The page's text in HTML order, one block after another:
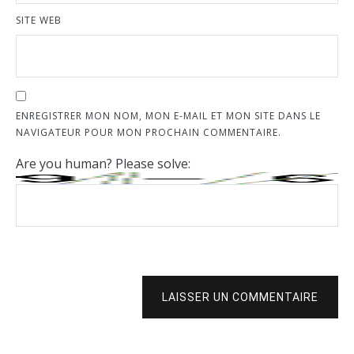
SITE WEB
ENREGISTRER MON NOM, MON E-MAIL ET MON SITE DANS LE
NAVIGATEUR POUR MON PROCHAIN COMMENTAIRE.
Are you human? Please solve:
LAISSER UN COMMENTAIRE